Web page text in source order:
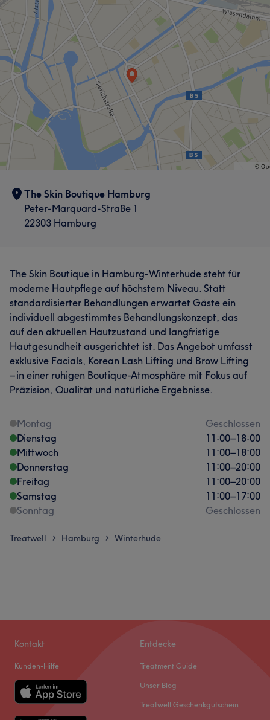
The Skin Boutique Hamburg
Peter-Marquard-Straße 1
22303 Hamburg
The Skin Boutique in Hamburg-Winterhude steht für
moderne Hautpflege auf höchstem Niveau. Statt
standardisierter Behandlungen erwartet Gäste ein
individuell abgestimmtes Behandlungskonzept, das
auf den aktuellen Hautzustand und langfristige
Hautgesundheit ausgerichtet ist. Das Angebot umfasst
exklusive Facials, Korean Lash Lifting und Brow Lifting
– in einer ruhigen Boutique-Atmosphäre mit Fokus auf
Präzision, Qualität und natürliche Ergebnisse.
Montag
Geschlossen
Dienstag
11:00–18:00
Mittwoch
11:00–18:00
Donnerstag
11:00–20:00
Freitag
11:00–20:00
Samstag
11:00–17:00
Sonntag
Geschlossen
Treatwell > Hamburg > Winterhude
Kontakt
Kunden-Hilfe
Entdecke
Treatment Guide
Unser Blog
Treatwell Geschenkgutschein